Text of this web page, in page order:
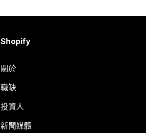
Shopify
關於
職缺
投資人
新聞媒體